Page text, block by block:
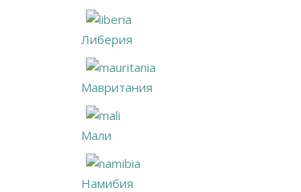
Либерия
Мавритания
Мали
Намибия